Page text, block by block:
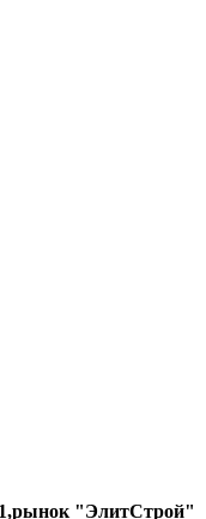
"ЭлитСтрой"